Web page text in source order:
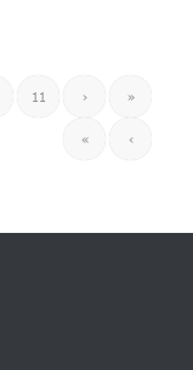
«
‹
11
›
»